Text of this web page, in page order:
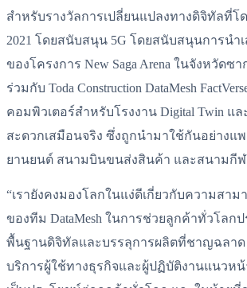
สำหรับรางวัลการเปลี่ยนแปลงทางดิจิทัลที่โ
2021 โดยสนับสนุน 5G โดยสนับสนุนการนำ
ของโครงการ New Saga Arena ในจังหวัดซ
ร่วมกับ Toda Construction DataMesh
คอมพิวเตอร์สำหรับโรงงาน Digital Twin แ
สะดวกเสมือนจริง ซึ่งถูกนำมาใช้กันอย่างแ
ยานยนต์ สนามบินขนส่งสินค้า และสนามกี
“เรายังคงมองโลกในแง่ดีเกี่ยวกับความสา
ของทีม DataMesh ในการช่วยลูกค้าทั่วโลก
พื้นฐานดิจิทัลและบรรลุการผลิตที่ชาญฉลาด
บริการผู้ใช้ทางธุรกิจและผู้ปฏิบัติงานแนวห